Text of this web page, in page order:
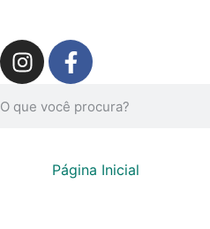
Página Inicial